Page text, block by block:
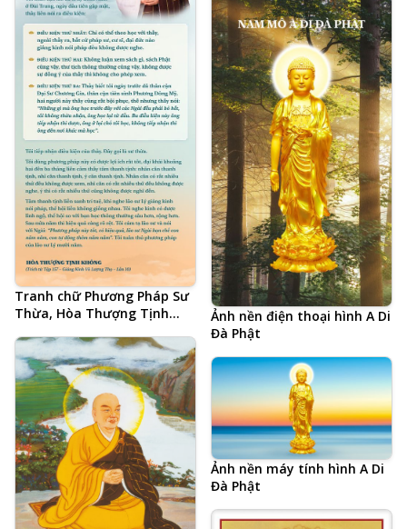
Tranh chữ Phương Pháp Sư
Thừa, Hòa Thượng Tịnh
Nam, bí quyết tu học thành
tựu
Ảnh nền điện thoại hình A Di
Đà Phật
Ảnh nền máy tính hình A Di
Đà Phật